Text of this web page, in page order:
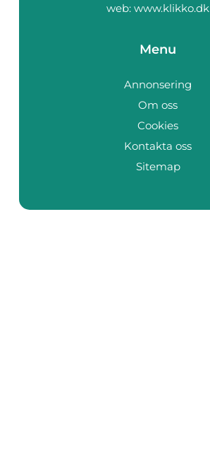
web: www.klikko.dk
Menu
Annonsering
Om oss
Cookies
Kontakta oss
Sitemap